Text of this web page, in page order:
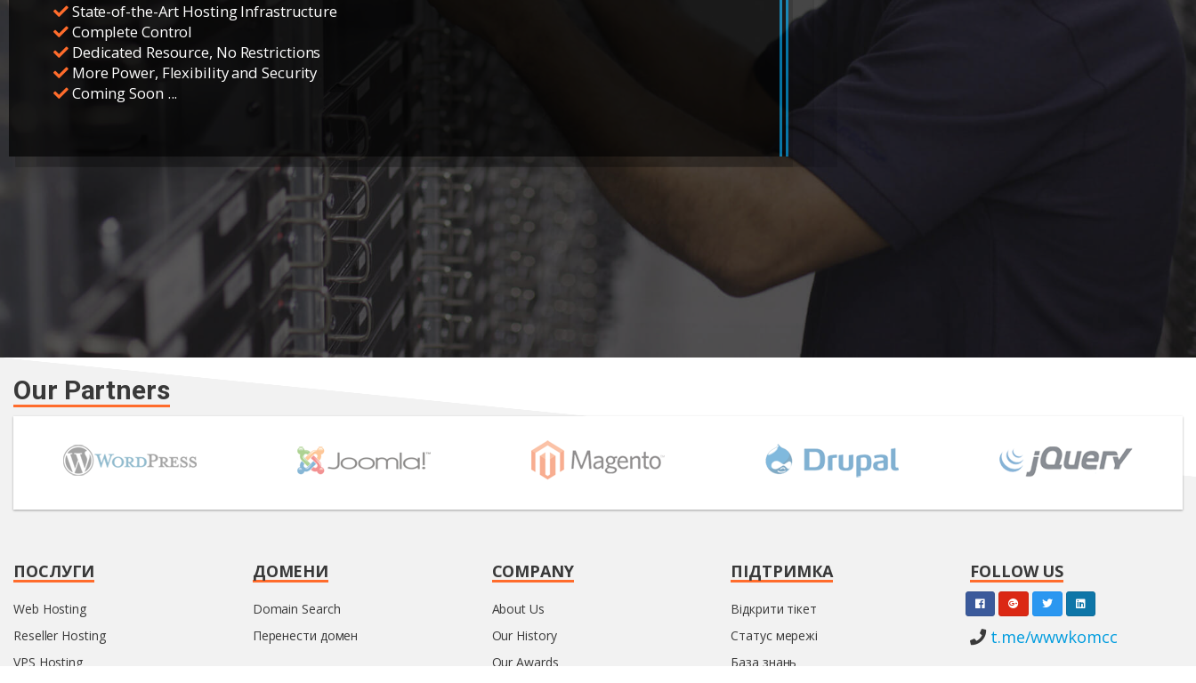
State-of-the-Art Hosting Infrastructure
Complete Control
Dedicated Resource, No Restrictions
More Power, Flexibility and Security
Coming Soon ...
Our Partners
ПОСЛУГИ
Web Hosting
Reseller Hosting
VPS Hosting
ДОМЕНИ
Domain Search
Перенести домен
COMPANY
About Us
Our History
Our Awards
ПІДТРИМКА
Відкрити тікет
Статус мережі
База знань
FOLLOW US
t.me/wwwkomcc